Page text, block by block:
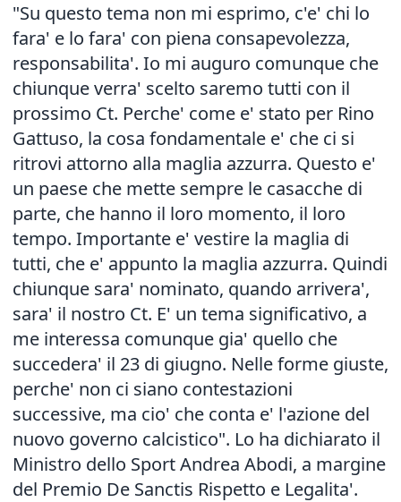
"Su questo tema non mi esprimo, c'e' chi lo
fara' e lo fara' con piena consapevolezza,
responsabilita'. Io mi auguro comunque che
chiunque verra' scelto saremo tutti con il
prossimo Ct. Perche' come e' stato per Rino
Gattuso, la cosa fondamentale e' che ci si
ritrovi attorno alla maglia azzurra. Questo e'
un paese che mette sempre le casacche di
parte, che hanno il loro momento, il loro
tempo. Importante e' vestire la maglia di
tutti, che e' appunto la maglia azzurra. Quindi
chiunque sara' nominato, quando arrivera',
sara' il nostro Ct. E' un tema significativo, a
me interessa comunque gia' quello che
succedera' il 23 di giugno. Nelle forme giuste,
perche' non ci siano contestazioni
successive, ma cio' che conta e' l'azione del
nuovo governo calcistico". Lo ha dichiarato il
Ministro dello Sport Andrea Abodi, a margine
del Premio De Sanctis Rispetto e Legalita'.